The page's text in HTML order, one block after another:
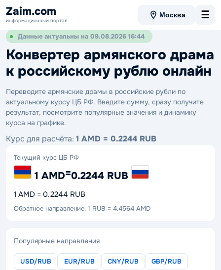
Zaim.com
информационный портал
Москва ☰
Данные актуальны на 09.08.2026 16:44
Конвертер армянского драма
к российскому рублю онлайн
Переводите армянские драмы в российские рубли по
актуальному курсу ЦБ РФ. Введите сумму, сразу получите
результат, посмотрите популярные значения и динамику
курса на графике.
Курс для расчёта: 1 AMD = 0.2244 RUB
Текущий курс ЦБ РФ
1 AMD=0.2244 RUB
1 AMD = 0.2244 RUB
Обратное направление: 1 RUB = 4.4564 AMD
Популярные направления
USD/RUB EUR/RUB CNY/RUB
GBP/RUB